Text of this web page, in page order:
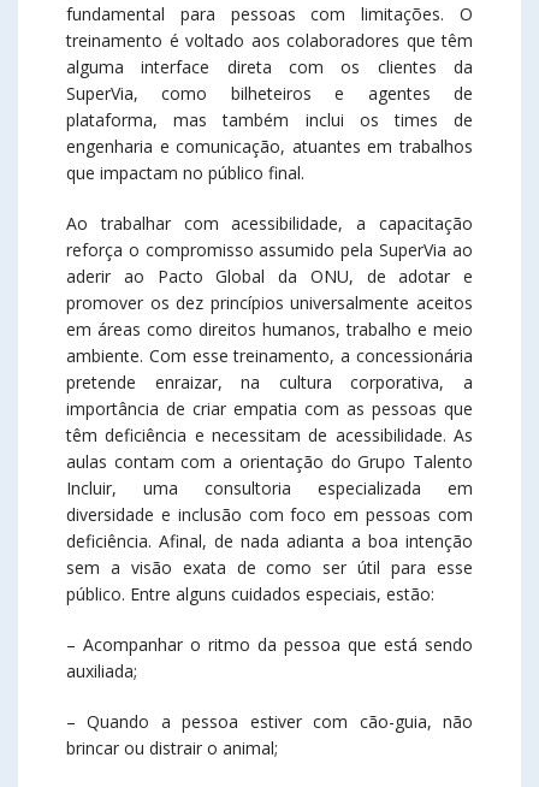
fundamental para pessoas com limitações. O
treinamento é voltado aos colaboradores que têm
alguma interface direta com os clientes da
SuperVia, como bilheteiros e agentes de
plataforma, mas também inclui os times de
engenharia e comunicação, atuantes em trabalhos
que impactam no público final.
Ao trabalhar com acessibilidade, a capacitação
reforça o compromisso assumido pela SuperVia ao
aderir ao Pacto Global da ONU, de adotar e
promover os dez princípios universalmente aceitos
em áreas como direitos humanos, trabalho e meio
ambiente. Com esse treinamento, a concessionária
pretende enraizar, na cultura corporativa, a
importância de criar empatia com as pessoas que
têm deficiência e necessitam de acessibilidade. As
aulas contam com a orientação do Grupo Talento
Incluir, uma consultoria especializada em
diversidade e inclusão com foco em pessoas com
deficiência. Afinal, de nada adianta a boa intenção
sem a visão exata de como ser útil para esse
público. Entre alguns cuidados especiais, estão:
– Acompanhar o ritmo da pessoa que está sendo
auxiliada;
– Quando a pessoa estiver com cão-guia, não
brincar ou distrair o animal;